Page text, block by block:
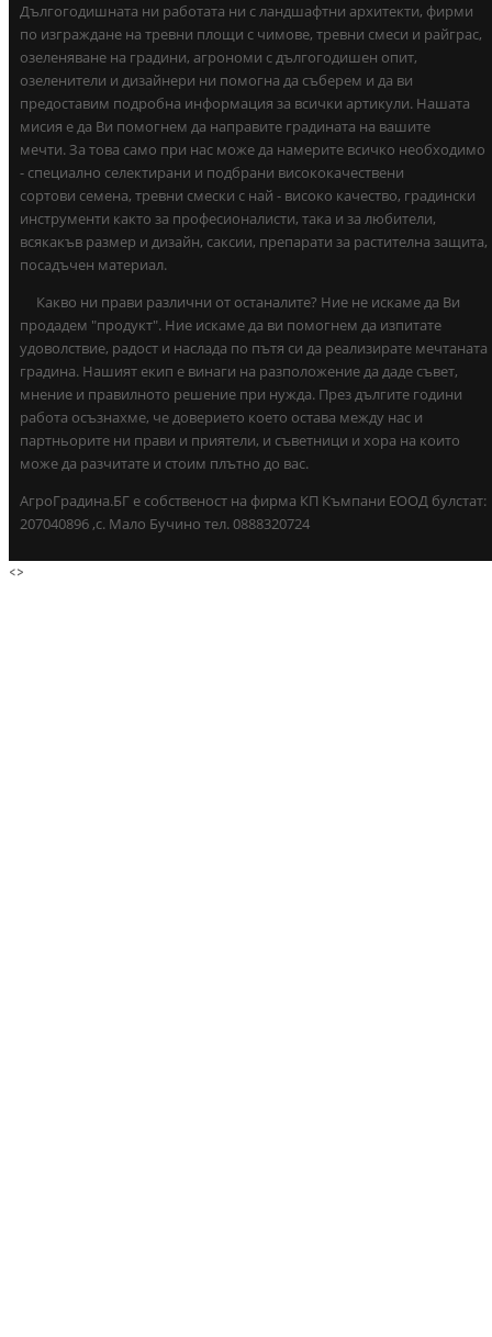
Дългогодишната ни работата ни с ландшафтни архитекти, фирми
по изграждане на тревни площи с чимове, тревни смеси и райграс,
озеленяване на градини, агрономи с дългогодишен опит,
озеленители и дизайнери ни помогна да съберем и да ви
предоставим подробна информация за всички артикули. Нашата
мисия е да Ви помогнем да направите градината на вашите
мечти. За това само при нас може да намерите всичко необходимо
- специално селектирани и подбрани висококачествени
сортови семена, тревни смески с най - високо качество, градински
инструменти както за професионалисти, така и за любители,
всякакъв размер и дизайн, саксии, препарати за растителна защита,
посадъчен материал.
Какво ни прави различни от останалите? Ние не искаме да Ви
продадем "продукт". Ние искаме да ви помогнем да изпитате
удоволствие, радост и наслада по пътя си да реализирате мечтаната
градина. Нашият екип е винаги на разположение да даде съвет,
мнение и правилното решение при нужда. През дългите години
работа осъзнахме, че доверието което остава между нас и
партньорите ни прави и приятели, и съветници и хора на които
може да разчитате и стоим плътно до вас.
АгроГрадина.БГ е собственост на фирма КП Къмпани ЕООД булстат:
207040896 ,с. Мало Бучино тел. 0888320724
<>